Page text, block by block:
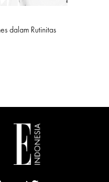
dalam Rutinitas